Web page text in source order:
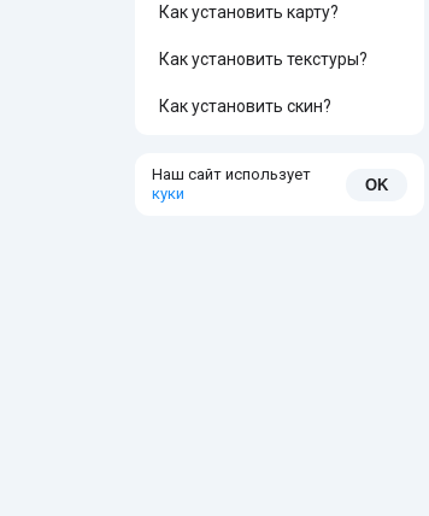
Как установить карту?
Как установить текстуры?
Как установить скин?
Наш сайт использует
куки
OK